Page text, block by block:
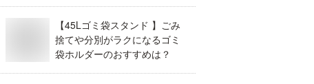
【45Lゴミ袋スタンド 】ごみ
捨てや分別がラクになるゴミ
袋ホルダーのおすすめは？